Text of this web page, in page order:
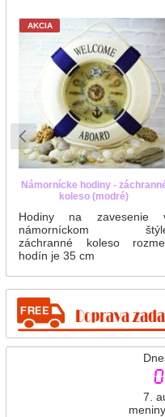
7.
AKCIA
Námornícke hodiny -
koleso (modré)
Hodiny na zavesenie
námorníckom
záchranné koleso
hodín je 35 cm